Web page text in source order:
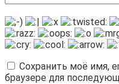
Сохранить моё имя,
браузере для